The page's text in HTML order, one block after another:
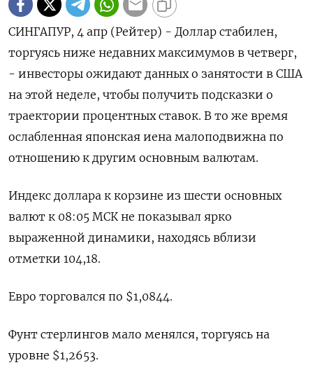
СИНГАПУР, 4 апр (Рейтер) - Доллар стабилен,
торгуясь ниже недавних максимумов в четверг,
- инвесторы ожидают данных о занятости в США
на этой неделе, чтобы получить подсказки о
траектории процентных ставок. В то же время
ослабленная японская иена малоподвижна по
отношению к другим основным валютам.
Индекс доллара к корзине из шести основных
валют к 08:05 МСК не показывал ярко
выраженной динамики, находясь вблизи
отметки 104,18​.
Евро торговался по $1,0844.
Фунт стерлингов мало менялся, торгуясь на
уровне $1,2653​.